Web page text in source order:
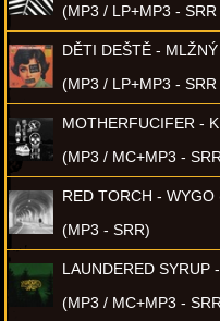
(MP3 / LP+MP3 -
DĚTI DEŠTĚ -
(MP3 / LP+MP3 - SRR
MOTHERFUCIFER -
(MP3 / MC+MP3 -
RED TORCH - WYGO
(MP3 - SRR)
LAUNDERED SYRUP
(MP3 / MC+MP3 -